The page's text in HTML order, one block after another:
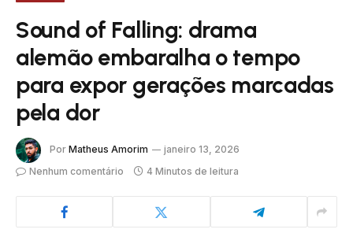
Sound of Falling: drama
alemão embaralha o tempo
para expor gerações marcadas
pela dor
Por Matheus Amorim
janeiro 13, 2026
Nenhum comentário
4 Minutos de leitura